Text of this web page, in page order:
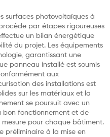
surfaces photovoltaïques à
par étapes rigoureuses
un bilan énergétique
du projet. Les équipements
garantissant une
panneau installé est soumis
aux
des installations est
sur les matériaux et la
se poursuit avec un
bon fonctionnement et de
mesure pour chaque bâtiment.
préliminaire à la mise en